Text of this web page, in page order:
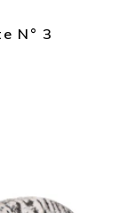
N° 3